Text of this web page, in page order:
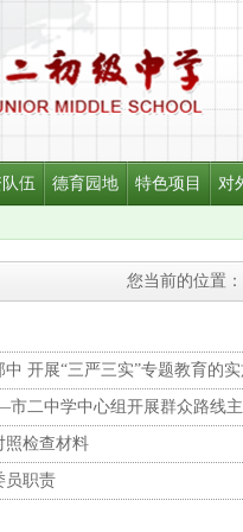
伍 德育园地 特色项目 对
您当前的位置：
开展“三严三实”专题教育的
二中学中心组开展群众路线
照检查材料
员职责